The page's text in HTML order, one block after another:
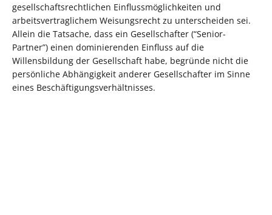
gesellschaftsrechtlichen Einflussmöglichkeiten und
arbeitsvertraglichem Weisungsrecht zu unterscheiden sei.
Allein die Tatsache, dass ein Gesellschafter (“Senior-
Partner”) einen dominierenden Einfluss auf die
Willensbildung der Gesellschaft habe, begründe nicht die
persönliche Abhängigkeit anderer Gesellschafter im Sinne
eines Beschäftigungsverhältnisses.